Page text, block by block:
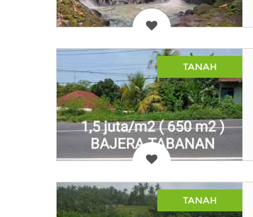
TANAH
TANAH